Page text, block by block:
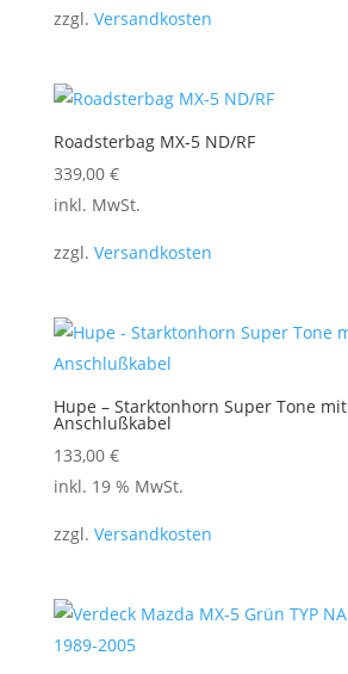
zzgl. Versandkosten
Roadsterbag MX-5 ND/RF
339,00 €
Dieses
weist
Varianten
auf.
Optionen
können
auf
Produktseite
werden
inkl. MwSt.
zzgl. Versandkosten
Hupe – Starktonhorn Super Tone mit
Anschlußkabel
133,00 €
inkl. 19 % MwSt.
zzgl. Versandkosten